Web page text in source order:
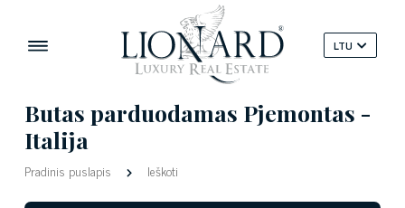
LTU
Butas parduodamas Pjemontas -
Italija
Pradinis puslapis Ieškoti